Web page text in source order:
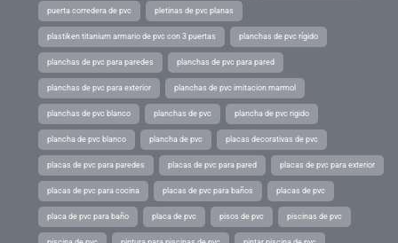
puerta corredera de pvc pletinas de pvc planas
plastiken titanium armario de pvc con 3 puertas planchas de pvc rígido
planchas de pvc para paredes planchas de pvc para pared
planchas de pvc para exterior planchas de pvc imitacion marmol
planchas de pvc blanco planchas de pvc plancha de pvc rigido
plancha de pvc blanco plancha de pvc placas decorativas de pvc
placas de pvc para paredes placas de pvc para pared placas de pvc para exterior
placas de pvc para cocina placas de pvc para baños placas de pvc
placa de pvc para baño placa de pvc pisos de pvc piscinas de pvc